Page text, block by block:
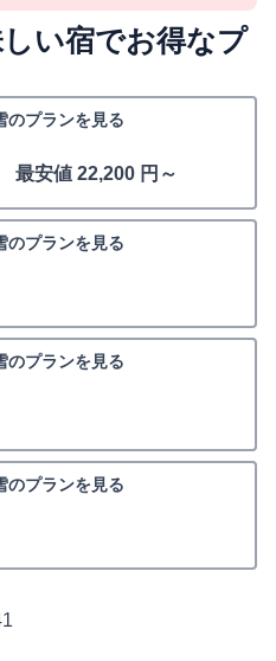
い宿でお得なプ
プランを見る
最安値 22,200 円～
プランを見る
プランを見る
プランを見る